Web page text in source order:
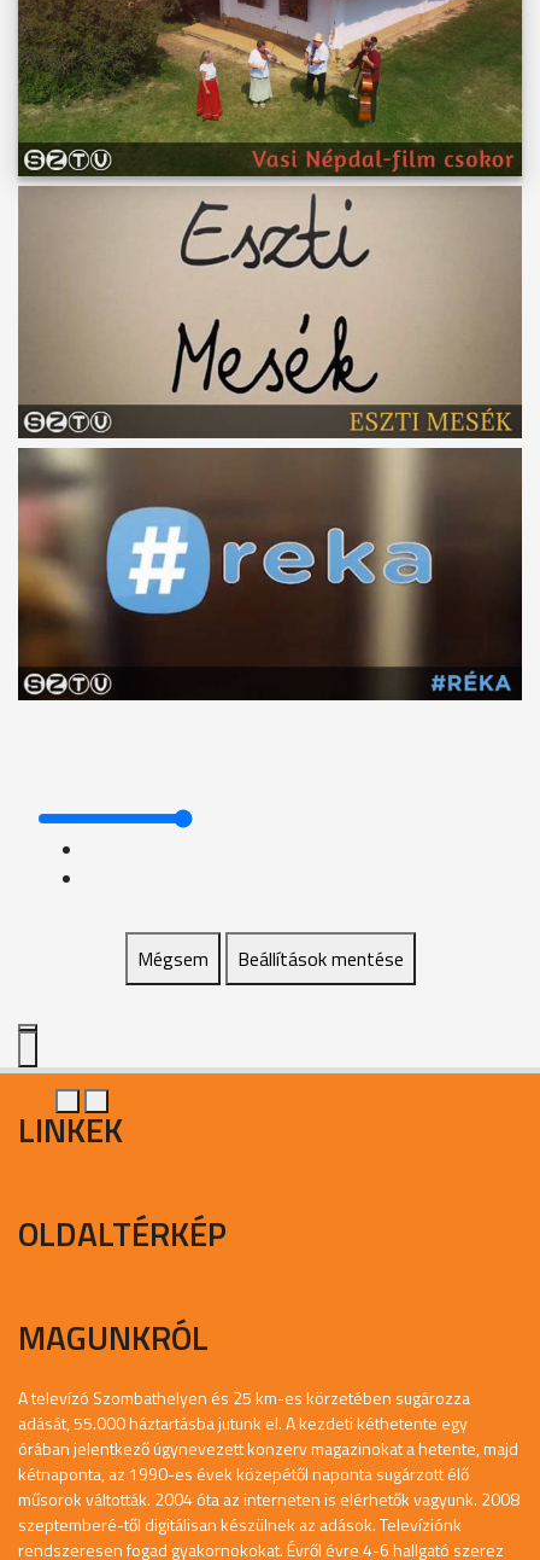
Mégsem Beállítások mentése
LINKEK
OLDALTÉRKÉP
MAGUNKRÓL
A televízó Szombathelyen és 25 km-es körzetében sugározza
adását, 55.000 háztartásba jutunk el. A kezdeti kéthetente egy
órában jelentkező úgynevezett konzerv magazinokat a hetente, majd
kétnaponta, az 1990-es évek közepétől naponta sugárzott élő
műsorok váltották. 2004 óta az interneten is elérhetők vagyunk. 2008
szeptemberé-től digitálisan készülnek az adások. Televíziónk
rendszeresen fogad gyakornokokat. Évről évre 4-6 hallgató szerez